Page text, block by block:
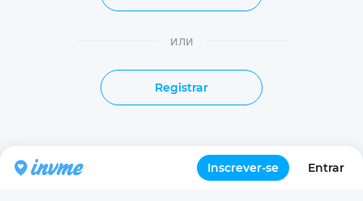
Inscrever-se Entrar
или
Registrar